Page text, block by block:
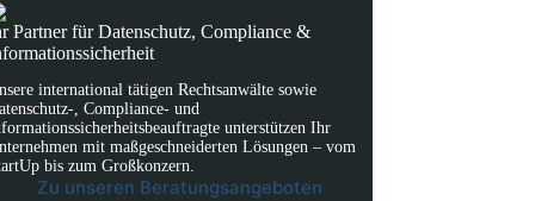
Partner für Datenschutz, Compliance &
international tätigen Rechtsanwälte sowie
, Compliance- und
unterstützen Ihr
mit maßgeschneiderten Lösungen – vom
bis zum Großkonzern.
Zu unseren Beratungsangeboten